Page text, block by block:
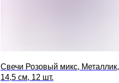
Свечи Розовый микс, Металлик,
14,5 см, 12 шт.